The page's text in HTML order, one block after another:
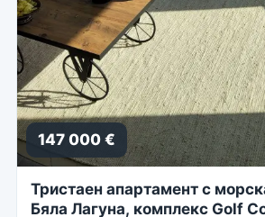
147 000 €
Тристаен апартамент с
Бяла Лагуна, комплекс Golf